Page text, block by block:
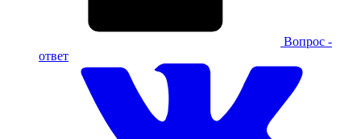
Вопрос -
ответ